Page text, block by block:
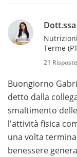
Terme
21 Risposte
Buongiorno
detto dalla
smaltimento
l'attività fisica
una volta
benessere